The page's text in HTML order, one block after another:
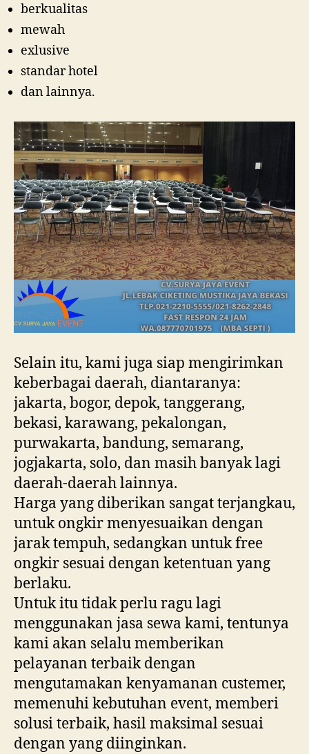
berkualitas
mewah
exlusive
standar hotel
dan lainnya.
Selain itu, kami juga siap mengirimkan
keberbagai daerah, diantaranya:
jakarta, bogor, depok, tanggerang,
bekasi, karawang, pekalongan,
purwakarta, bandung, semarang,
jogjakarta, solo, dan masih banyak lagi
daerah-daerah lainnya.
Harga yang diberikan sangat terjangkau,
untuk ongkir menyesuaikan dengan
jarak tempuh, sedangkan untuk free
ongkir sesuai dengan ketentuan yang
berlaku.
Untuk itu tidak perlu ragu lagi
menggunakan jasa sewa kami, tentunya
kami akan selalu memberikan
pelayanan terbaik dengan
mengutamakan kenyamanan custemer,
memenuhi kebutuhan event, memberi
solusi terbaik, hasil maksimal sesuai
dengan yang diinginkan.